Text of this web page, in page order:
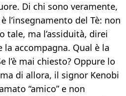
Di chi sono veramente,
l’insegnamento del Tè: non
tale, ma l’assiduità, direi
la accompagna. Qual è la
l’è mai chiesto? Oppure lo
di allora, il signor Kenobi
“amico” e non